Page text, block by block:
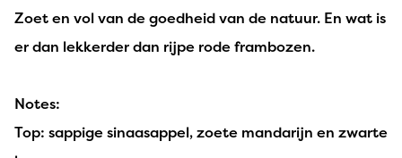
Zoet en vol van de goedheid van de natuur. En wat is
er dan lekkerder dan rijpe rode frambozen.
Notes:
Top: sappige sinaasappel, zoete mandarijn en zwarte